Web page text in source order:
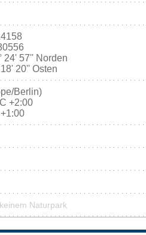
24' 57'' Norden
18' 20'' Osten
Berlin)
+2:00
Naturpark